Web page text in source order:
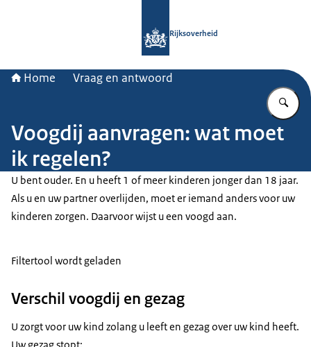
Rijksoverheid
Home Vraag en antwoord
Voogdij aanvragen: wat moet
ik regelen?
U bent ouder. En u heeft 1 of meer kinderen jonger dan 18 jaar.
Als u en uw partner overlijden, moet er iemand anders voor uw
kinderen zorgen. Daarvoor wijst u een voogd aan.
Filtertool wordt geladen
Verschil voogdij en gezag
U zorgt voor uw kind zolang u leeft en gezag over uw kind heeft.